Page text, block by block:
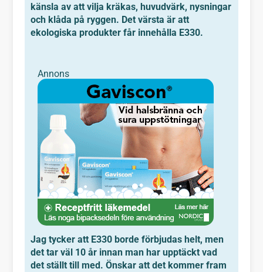
känsla av att vilja kräkas, huvudvärk, nysningar
och klåda på ryggen. Det värsta är att
ekologiska produkter får innehålla E330.
Annons
Jag tycker att E330 borde förbjudas helt, men
det tar väl 10 år innan man har upptäckt vad
det ställt till med. Önskar att det kommer fram